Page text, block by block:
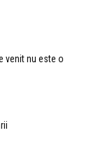
venit nu este o